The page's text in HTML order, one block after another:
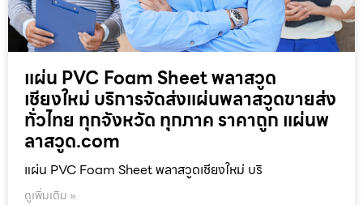
แผ่น PVC Foam Sheet พลาสวูด
เชียงใหม่ บริการจัดส่งแผ่นพลาสวูดขายส่ง
ทั่วไทย ทุกจังหวัด ทุกภาค ราคาถูก แผ่นพ
ลาสวูด.com
แผ่น PVC Foam Sheet พลาสวูดเชียงใหม่ บริ
ดูเพิ่มเติม »